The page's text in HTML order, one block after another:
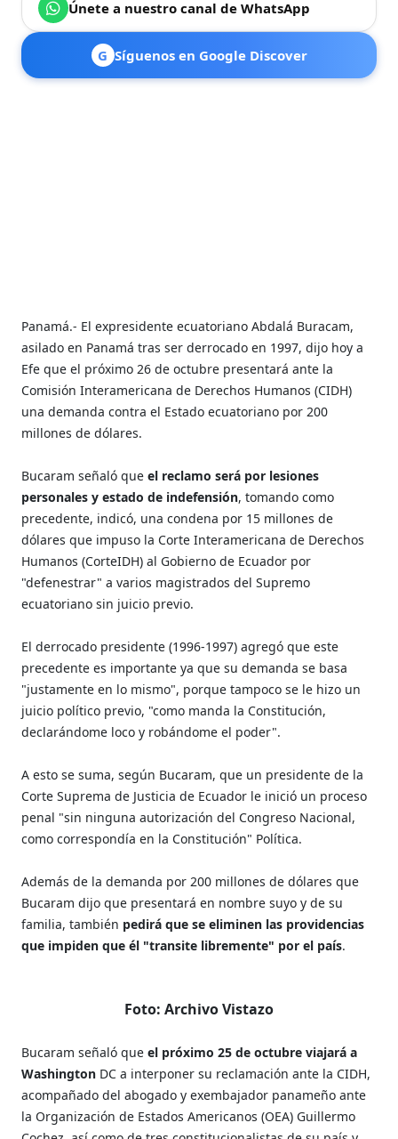
Únete a nuestro canal de WhatsApp
G Síguenos en Google Discover
Panamá.- El expresidente ecuatoriano Abdalá Buracam,
asilado en Panamá tras ser derrocado en 1997, dijo hoy a
Efe que el próximo 26 de octubre presentará ante la
Comisión Interamericana de Derechos Humanos (CIDH)
una demanda contra el Estado ecuatoriano por 200
millones de dólares.
Bucaram señaló queel reclamo será por lesiones
personales y estado de indefensión, tomando como
precedente, indicó, una condena por 15 millones de
dólares que impuso la Corte Interamericana de Derechos
Humanos (CorteIDH) al Gobierno de Ecuador por
"defenestrar" a varios magistrados del Supremo
ecuatoriano sin juicio previo.
El derrocado presidente (1996-1997) agregó que este
precedente es importante ya que su demanda se basa
"justamente en lo mismo", porque tampoco se le hizo un
juicio político previo, "como manda la Constitución,
declarándome loco y robándome el poder".
A esto se suma, según Bucaram, que un presidente de la
Corte Suprema de Justicia de Ecuador le inició un proceso
penal "sin ninguna autorización del Congreso Nacional,
como correspondía en la Constitución" Política.
Además de la demanda por 200 millones de dólares que
Bucaram dijo que presentará en nombre suyo y de su
familia, también pedirá que se eliminen las providencias
que impiden que él "transite libremente" por el país.
Foto: Archivo Vistazo
Bucaram señaló queel próximo 25 de octubre viajará a
Washington DC a interponer su reclamación ante la CIDH,
acompañado del abogado y exembajador panameño ante
la Organización de Estados Americanos (OEA) Guillermo